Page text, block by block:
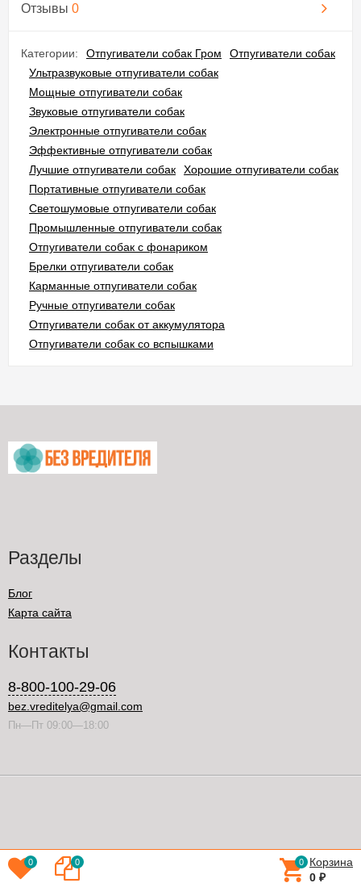
Отзывы 0
Категории: Отпугиватели собак Гром
Отпугиватели собак
Ультразвуковые отпугиватели собак
Мощные отпугиватели собак
Звуковые отпугиватели собак
Электронные отпугиватели собак
Эффективные отпугиватели собак
Лучшие отпугиватели собак
Хорошие отпугиватели собак
Портативные отпугиватели собак
Светошумовые отпугиватели собак
Промышленные отпугиватели собак
Отпугиватели собак с фонариком
Брелки отпугиватели собак
Карманные отпугиватели собак
Ручные отпугиватели собак
Отпугиватели собак от аккумулятора
Отпугиватели собак со вспышками
Разделы
Блог
Карта сайта
Контакты
8-800-100-29-06
bez.vreditelya@gmail.com
Пн—Пт 09:00—18:00
0 0 0
Корзина
0 ₽